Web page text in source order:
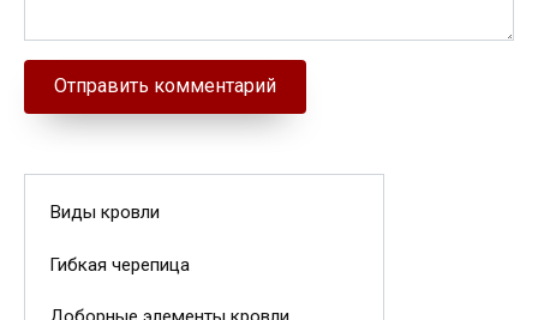
Виды кровли
Гибкая черепица